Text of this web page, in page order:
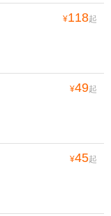
¥118起
¥49起
¥45起